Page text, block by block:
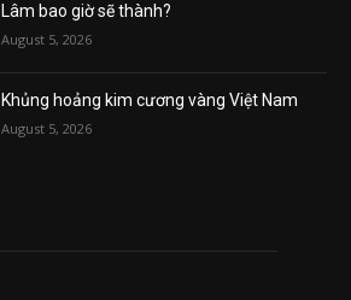
Lâm bao giờ sẽ thành?
August 5, 2026
Khủng hoảng kim cương vàng Việt Nam
August 5, 2026